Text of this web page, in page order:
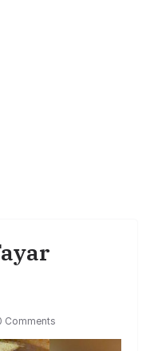
Comments